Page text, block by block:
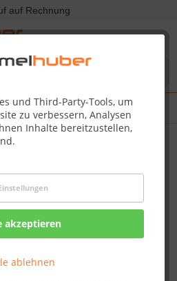
auf Rechnung
und Third-Party-Tools, um
zu verbessern, Analysen
Inhalte bereitzustellen,
akzeptieren
ablehnen